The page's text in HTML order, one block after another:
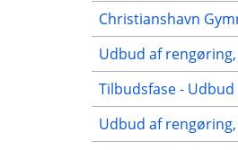
Christianshavn
Udbud af
Tilbudsfase -
Udbud af